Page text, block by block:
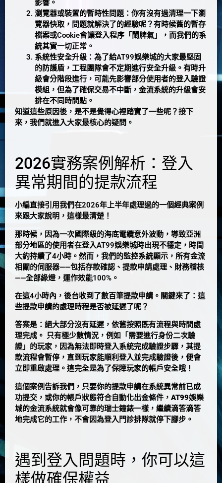
影響。
瀏覽器或裝置的暫時性問題 ：你有沒有過清理一下瀏
覽器快取，問題就解決了的經驗呢？有時候舊的暫存
檔案或Cookie會讓登入程序「鬧脾氣」，而我們的系
統其實一切正常。
系統性安全升級 ：為了給AT99娛樂城的大家最堅固
的防護盾，工程團隊會不定期進行安全升級。有時升
級會分階段進行，可能先影響部分使用者的登入驗證
模組，但為了確保交易不中斷，金流系統的升級會安
排在不同時間點。
知道這些原因後，是不是覺得心裡踏實了一些呢？接下
來，我們就進入大家最核心的疑問。
2026實務案例解析：登入
異常期間的提款流程
小編直接引用我們在2026年上半年處理過的一個經典案例
來跟大家說明，這樣最清楚！
那時候，因為一次國際級的海底電纜意外波動，導致亞洲
部分地區的使用者在登入AT99娛樂城時出現不穩定，時間
大約持續了4小時。然而，我們的監控系統顯示，所有金流
相關的伺服器——包括存款確認、提款申請處理、財務稽核
——全部綠燈，運作效能100%。
在這4小時內，後台收到了數百筆提款申請。 關鍵來了：這
些提款申請的處理時程是否被延遲了呢？
答案是： 絕大部分沒有延遲，依舊按照既有流程與時間處
理完成。 只有極少數情況，例如「需要進行身份二次驗
證」的玩家，因為無法即時登入系統完成驗證步驟，其提
款流程會暫停，直到玩家能順利登入並完成驗證後，便會
立即重啟處理。這完全是為了保障玩家的帳戶安全哦！
這個案例告訴我們，只要你的提款申請在系統異常前已成
功提交，或你的帳戶狀態符合自動化出金條件， AT99娛樂
城的金流系統就會像可靠的瑞士鐘錶一樣，繼續滴答滴答
地完成它的工作 ，不會因為登入門診排隊就停下腳步。
遇到登入問題時，你可以這
樣做確保權益